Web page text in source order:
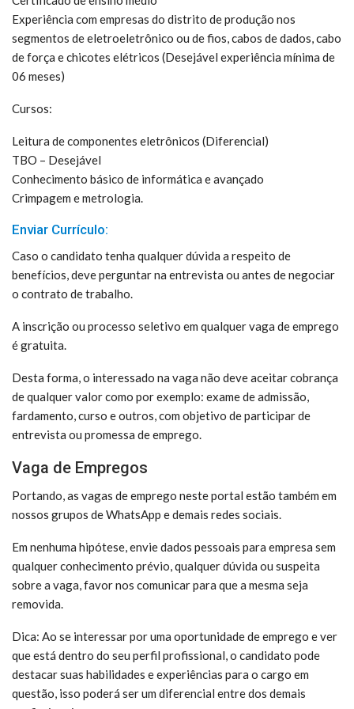
Experiência com empresas do distrito de produção nos
segmentos de eletroeletrônico ou de fios, cabos de dados, cabo
de força e chicotes elétricos (Desejável experiência mínima de
06 meses)
Cursos:
Leitura de componentes eletrônicos (Diferencial)
TBO – Desejável
Conhecimento básico de informática e avançado
Crimpagem e metrologia.
Enviar Currículo:
Caso o candidato tenha qualquer dúvida a respeito de
benefícios, deve perguntar na entrevista ou antes de negociar
o contrato de trabalho.
A inscrição ou processo seletivo em qualquer vaga de emprego
é gratuita.
Desta forma, o interessado na vaga não deve aceitar cobrança
de qualquer valor como por exemplo: exame de admissão,
fardamento, curso e outros, com objetivo de participar de
entrevista ou promessa de emprego.
Vaga de Empregos
Portando, as vagas de emprego neste portal estão também em
nossos grupos de WhatsApp e demais redes sociais.
Em nenhuma hipótese, envie dados pessoais para empresa sem
qualquer conhecimento prévio, qualquer dúvida ou suspeita
sobre a vaga, favor nos comunicar para que a mesma seja
removida.
Dica: Ao se interessar por uma oportunidade de emprego e ver
que está dentro do seu perfil profissional, o candidato pode
destacar suas habilidades e experiências para o cargo em
questão, isso poderá ser um diferencial entre dos demais